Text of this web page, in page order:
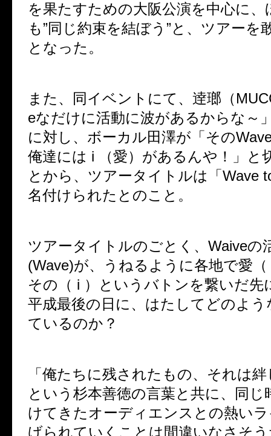
を果たすための大阪公演を中心に、
も”同じ約束を結ぼう”と、ツアーを
となった。
また、同イベントにて、逹瑯（
eなだけに活動に波があるからな～
に対し、ボーカル田澤が「その
俺達には i （愛）があるんや！」と
とから、ツアータイトルは「Wave
名付けられたとのこと。
ツアータイトルのごとく、Waiveの
(Wave)が、うねるように各地で愛
その（ i ）というバトンを繋いだ先
平成最後の日に、はたしてどのよう
ているのか？
「俺たちに残されたもの、それは
という杉本善徳の言葉と共に、同じ
けてきたオーディエンスとの熱い
げられていくことは間違いなさそ